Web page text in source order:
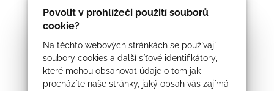
Povolit v prohlížeči použití souborů
cookie?
Na těchto webových stránkách se používají
soubory cookies a další síťové identifikátory,
které mohou obsahovat údaje o tom jak
procházíte naše stránky, jaký obsah vás zajímá